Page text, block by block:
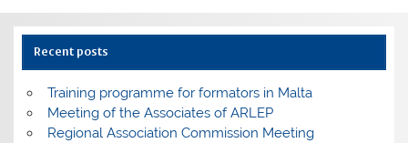
Recent posts
Training programme for formators in Malta
Meeting of the Associates of ARLEP
Regional Association Commission Meeting